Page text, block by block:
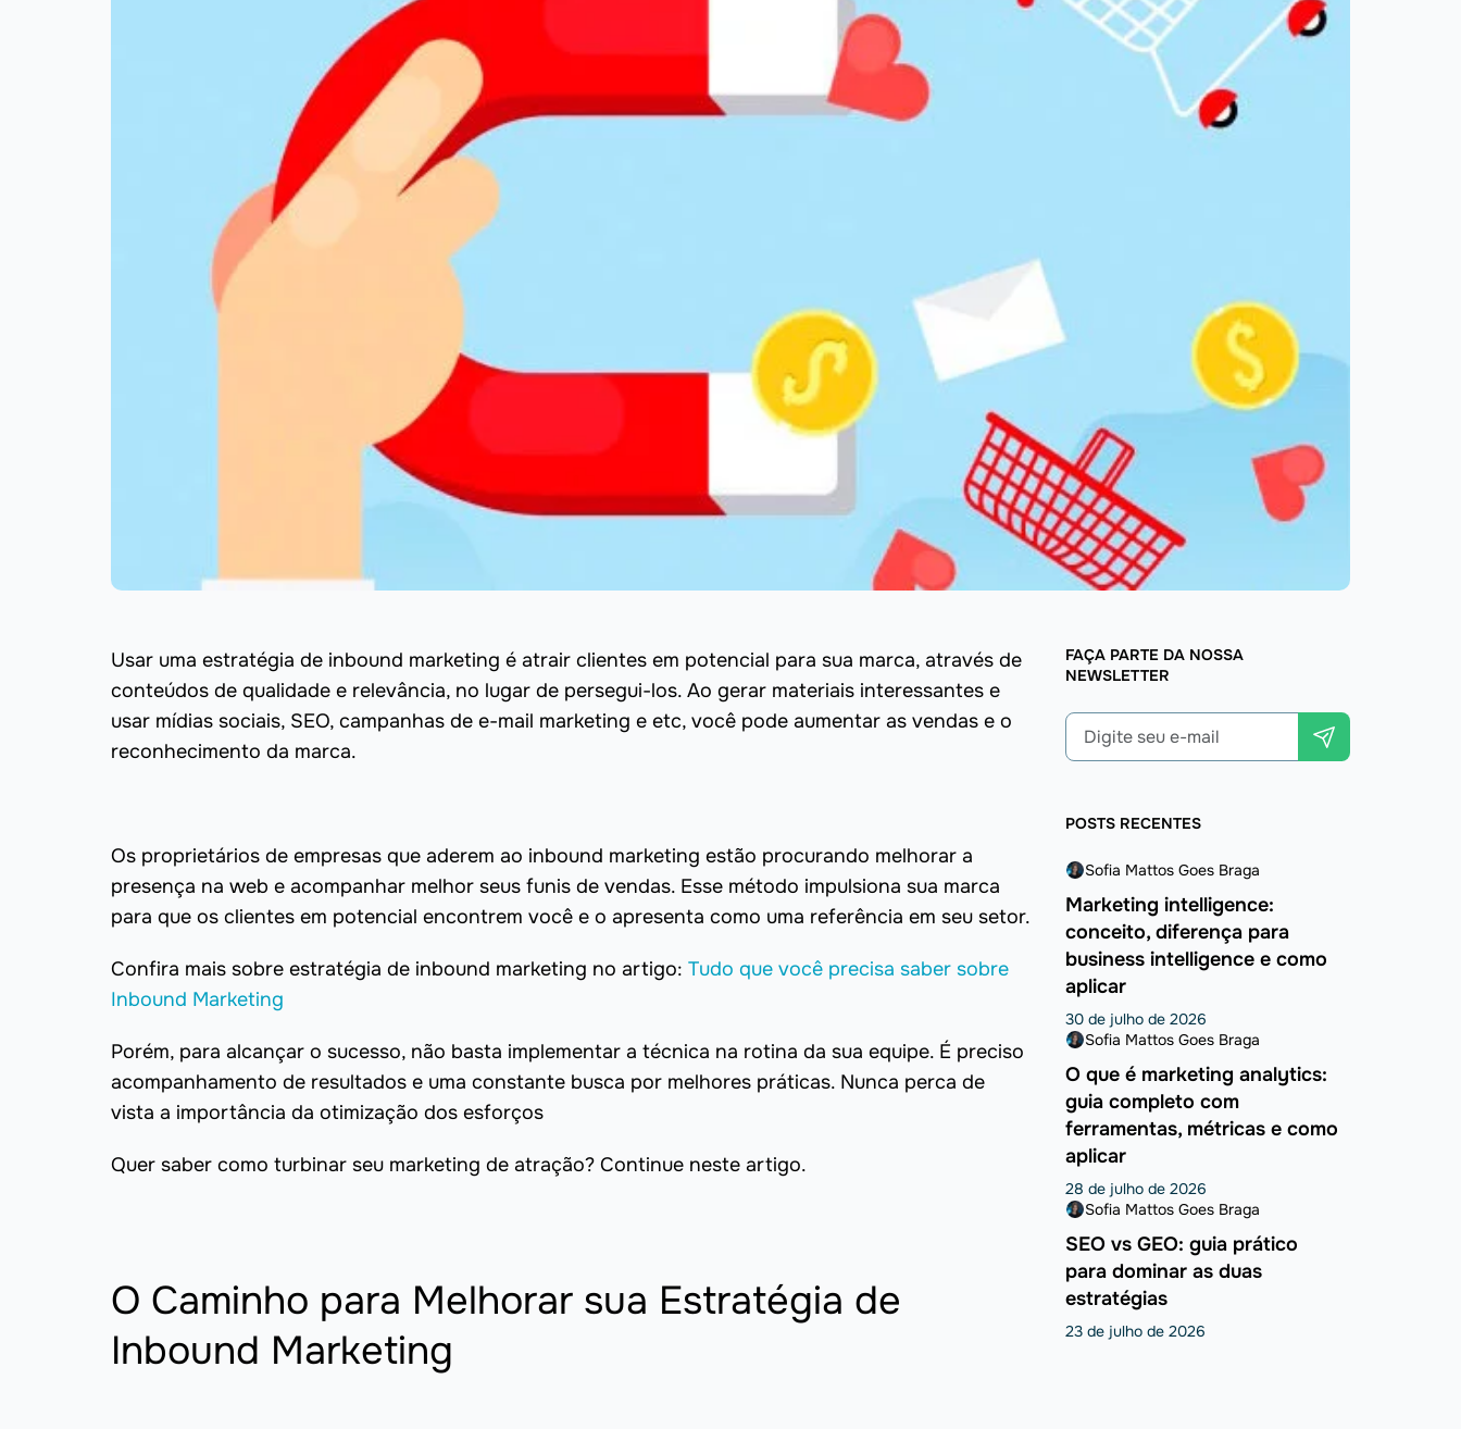
Usar uma estratégia de inbound marketing é atrair clientes em potencial para sua marca, através de
conteúdos de qualidade e relevância, no lugar de persegui-los. Ao gerar materiais interessantes e
usar mídias sociais, SEO, campanhas de e-mail marketing e etc, você pode aumentar as vendas e o
reconhecimento da marca.
Os proprietários de empresas que aderem ao inbound marketing estão procurando melhorar a
presença na web e acompanhar melhor seus funis de vendas. Esse método impulsiona sua marca
para que os clientes em potencial encontrem você e o apresenta como uma referência em seu setor.
Confira mais sobre estratégia de inbound marketing no artigo: Tudo que você precisa saber sobre
Inbound Marketing
Porém, para alcançar o sucesso, não basta implementar a técnica na rotina da sua equipe. É preciso
acompanhamento de resultados e uma constante busca por melhores práticas. Nunca perca de
vista a importância da otimização dos esforços
Quer saber como turbinar seu marketing de atração? Continue neste artigo.
O Caminho para Melhorar sua Estratégia de
Inbound Marketing
FAÇA PARTE DA NOSSA
NEWSLETTER
POSTS RECENTES
Sofia Mattos Goes Braga
Marketing intelligence:
conceito, diferença para
business intelligence e como
aplicar
30 de julho de 2026
Sofia Mattos Goes Braga
O que é marketing analytics:
guia completo com
ferramentas, métricas e como
aplicar
28 de julho de 2026
Sofia Mattos Goes Braga
SEO vs GEO: guia prático
para dominar as duas
estratégias
23 de julho de 2026